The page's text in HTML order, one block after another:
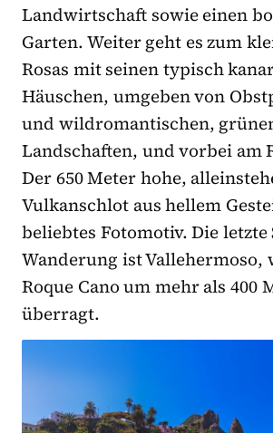
Landwirtschaft sowie einen
Garten. Weiter geht es zum
Rosas mit seinen typisch
Häuschen, umgeben von
und wildromantischen,
Landschaften, und vorbei am
Der 650 Meter hohe,
Vulkanschlot aus hellem
beliebtes Fotomotiv. Die
Wanderung ist Vallehermoso,
Roque Cano um mehr als 400
überragt.